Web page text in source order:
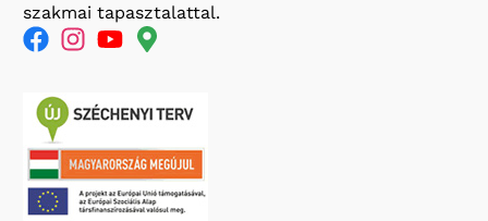
szakmai tapasztalattal.